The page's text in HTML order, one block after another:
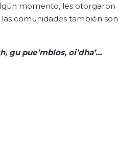
momento, les otorgaron
comunidades también son
, gu pue’mblos, oi’dha’…